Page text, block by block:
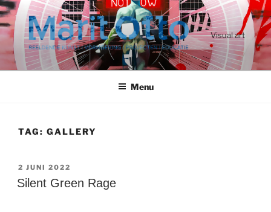
Ga
naar
de
inhoud
Visual art
Menu
TAG: GALLERY
GEPLAATST
OP
2 JUNI 2022
Silent Green Rage